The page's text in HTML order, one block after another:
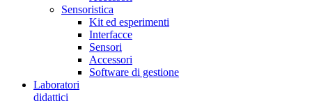
Sensoristica
Kit ed esperimenti
Interfacce
Sensori
Accessori
Software di gestione
Laboratori
didattici